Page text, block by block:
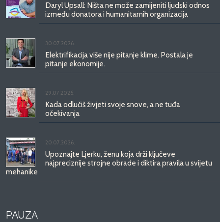
Daryl Upsall: Ništa ne može zamijeniti ljudski odnos
između donatora i humanitarnih organizacija
30.07.2026.
Elektrifikacija više nije pitanje klime. Postala je
pitanje ekonomije.
29.07.2026.
Kada odlučiš živjeti svoje snove, a ne tuđa
očekivanja
20.07.2026.
Upoznajte Ljerku, ženu koja drži ključeve
najpreciznije strojne obrade i diktira pravila u svijetu
mehanike
PAUZA